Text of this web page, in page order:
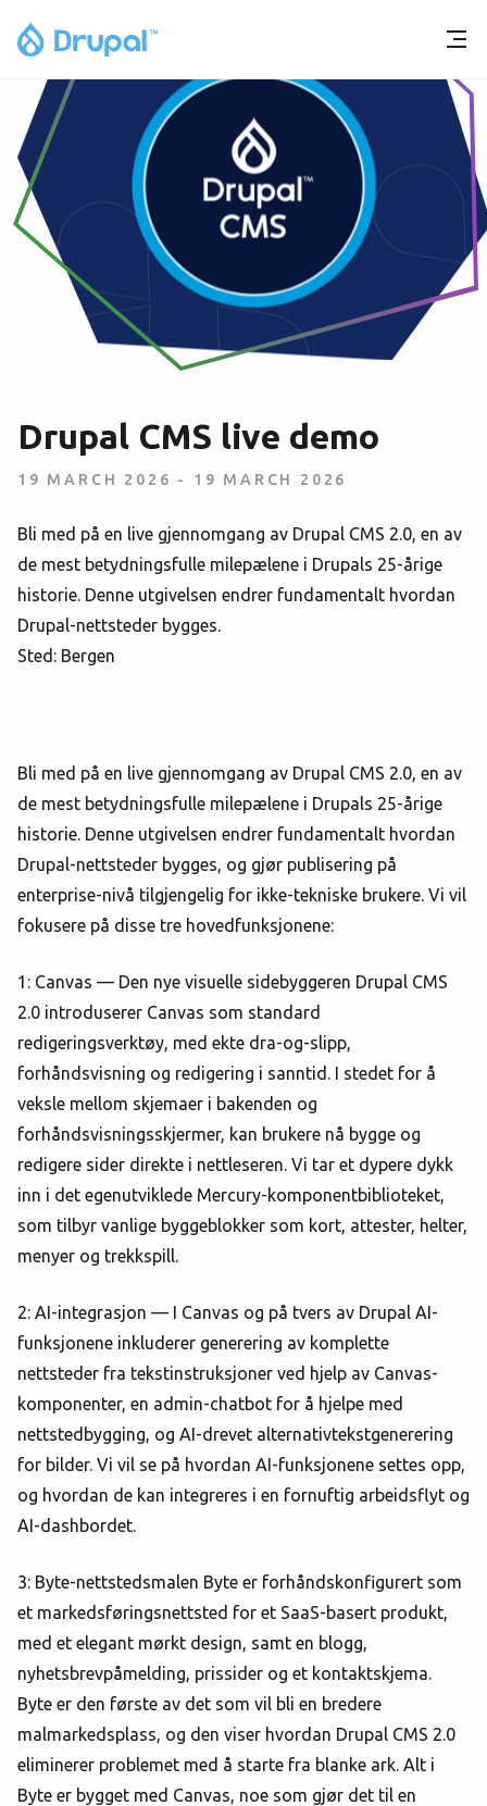
Drupal CMS live demo
19 MARCH 2026 - 19 MARCH 2026
Bli med på en live gjennomgang av Drupal CMS 2.0, en av
de mest betydningsfulle milepælene i Drupals 25-årige
historie. Denne utgivelsen endrer fundamentalt hvordan
Drupal-nettsteder bygges.
Sted: Bergen
Bli med på en live gjennomgang av Drupal CMS 2.0, en av
de mest betydningsfulle milepælene i Drupals 25-årige
historie. Denne utgivelsen endrer fundamentalt hvordan
Drupal-nettsteder bygges, og gjør publisering på
enterprise-nivå tilgjengelig for ikke-tekniske brukere. Vi vil
fokusere på disse tre hovedfunksjonene:
1: Canvas — Den nye visuelle sidebyggeren Drupal CMS
2.0 introduserer Canvas som standard
redigeringsverktøy, med ekte dra-og-slipp,
forhåndsvisning og redigering i sanntid. I stedet for å
veksle mellom skjemaer i bakenden og
forhåndsvisningsskjermer, kan brukere nå bygge og
redigere sider direkte i nettleseren. Vi tar et dypere dykk
inn i det egenutviklede Mercury-komponentbiblioteket,
som tilbyr vanlige byggeblokker som kort, attester, helter,
menyer og trekkspill.
2: AI-integrasjon — I Canvas og på tvers av Drupal AI-
funksjonene inkluderer generering av komplette
nettsteder fra tekstinstruksjoner ved hjelp av Canvas-
komponenter, en admin-chatbot for å hjelpe med
nettstedbygging, og AI-drevet alternativtekstgenerering
for bilder. Vi vil se på hvordan AI-funksjonene settes opp,
og hvordan de kan integreres i en fornuftig arbeidsflyt og
AI-dashbordet.
3: Byte-nettstedsmalen Byte er forhåndskonfigurert som
et markedsføringsnettsted for et SaaS-basert produkt,
med et elegant mørkt design, samt en blogg,
nyhetsbrevpåmelding, prissider og et kontaktskjema.
Byte er den første av det som vil bli en bredere
malmarkedsplass, og den viser hvordan Drupal CMS 2.0
eliminerer problemet med å starte fra blanke ark. Alt i
Byte er bygget med Canvas, noe som gjør det til en